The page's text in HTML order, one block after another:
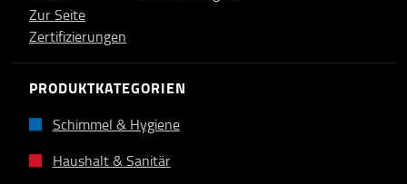
PRODUKTKATEGORIEN
Schimmel & Hygiene
Haushalt & Sanitär